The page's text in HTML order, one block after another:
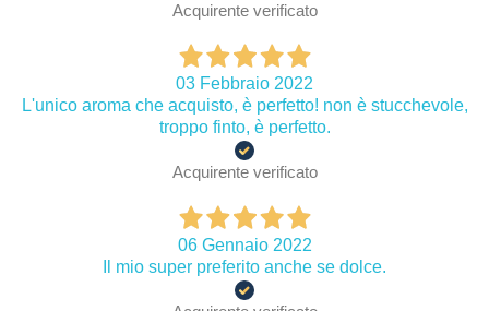
Acquirente verificato
03 Febbraio 2022
L'unico aroma che acquisto, è perfetto! non è stucchevole,
troppo finto, è perfetto.
Acquirente verificato
06 Gennaio 2022
Il mio super preferito anche se dolce.